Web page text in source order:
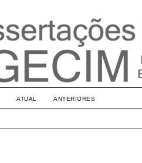
ATUAL ANTERIORES